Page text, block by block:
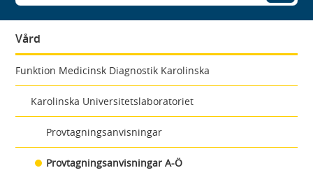
Vård
Funktion Medicinsk Diagnostik Karolinska
Karolinska Universitetslaboratoriet
Provtagningsanvisningar
Provtagningsanvisningar A-Ö